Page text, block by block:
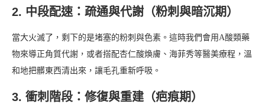
2. 中段配速：疏通與代謝（粉刺與暗沉期）
當大火滅了，剩下的是堵塞的粉刺與色素。這時我們會用A酸類藥
物來導正角質代謝，或者搭配杏仁酸煥膚、海菲秀等醫美療程，溫
和地把髒東西清出來，讓毛孔重新呼吸。
3. 衝刺階段：修復與重建（疤痕期）